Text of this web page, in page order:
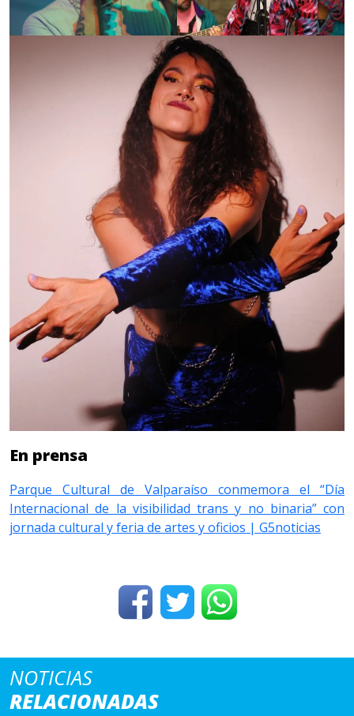
En prensa
Parque Cultural de Valparaíso conmemora el “Día
Internacional de la visibilidad trans y no binaria” con
jornada cultural y feria de artes y oficios | G5noticias
NOTICIAS
RELACIONADAS